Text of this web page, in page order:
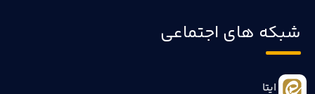
شبکه های اجتماعی
ایتا